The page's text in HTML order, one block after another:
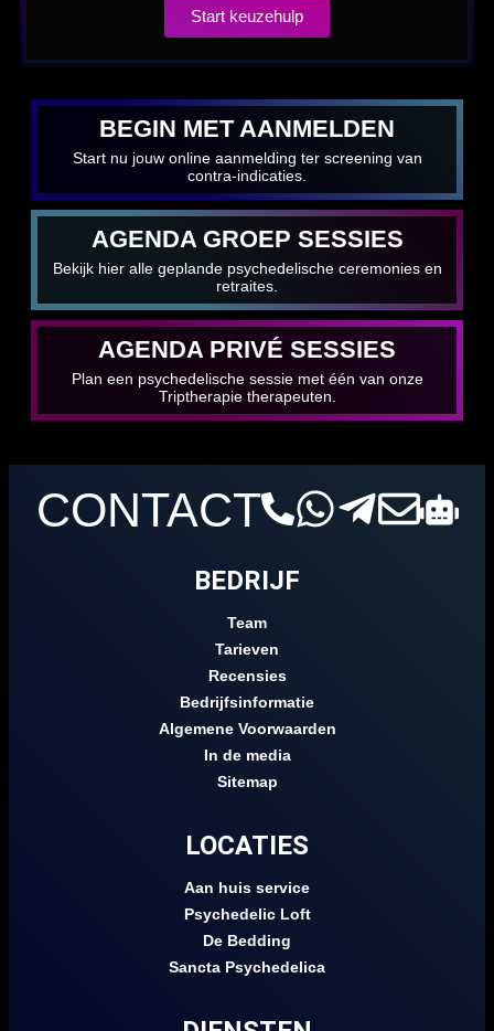
Start keuzehulp
BEGIN MET AANMELDEN
Start nu jouw online aanmelding ter screening van
contra-indicaties.
AGENDA GROEP SESSIES
Bekijk hier alle geplande psychedelische ceremonies en
retraites.
AGENDA PRIVÉ SESSIES
Plan een psychedelische sessie met één van onze
Triptherapie therapeuten.
CONTACT
BEDRIJF
Team
Tarieven
Recensies
Bedrijfsinformatie
Algemene Voorwaarden
In de media
Sitemap
LOCATIES
Aan huis service
Psychedelic Loft
De Bedding
Sancta Psychedelica